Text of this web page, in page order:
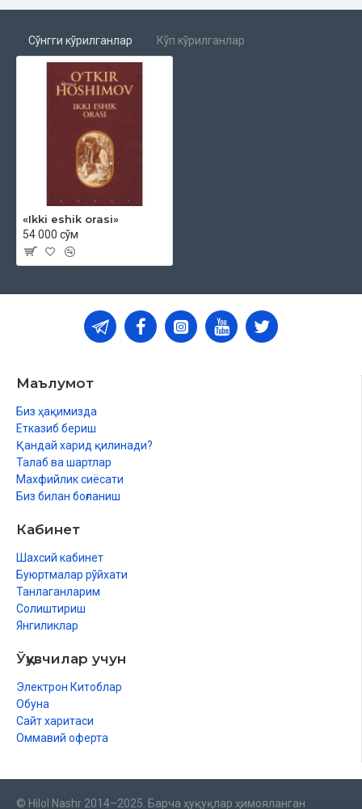
Сўнгги кўрилганлар Кўп кўрилганлар
«Ikki eshik orasi»
54 000 сўм
Маълумот
Биз ҳақимизда
Етказиб бериш
Қандай харид қилинади?
Талаб ва шартлар
Махфийлик сиёсати
Биз билан боғланиш
Кабинет
Шахсий кабинет
Буюртмалар рўйхати
Танлаганларим
Солиштириш
Янгиликлар
Ўқувчилар учун
Электрон Китоблар
Обуна
Сайт харитаси
Оммавий оферта
© Hilol Nashr 2014–2025. Барча ҳуқуқлар ҳимояланган